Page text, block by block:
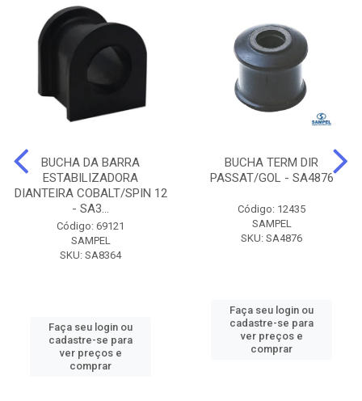
BUCHA DA BARRA
ESTABILIZADORA
DIANTEIRA COBALT/SPIN 12
- SA3...
Código: 69121
SAMPEL
SKU: SA8364
Faça seu login ou
cadastre-se para
ver preços e
comprar
BUCHA TERM DIR
PASSAT/GOL - SA4876
Código: 12435
SAMPEL
SKU: SA4876
Faça seu login ou
cadastre-se para
ver preços e
comprar